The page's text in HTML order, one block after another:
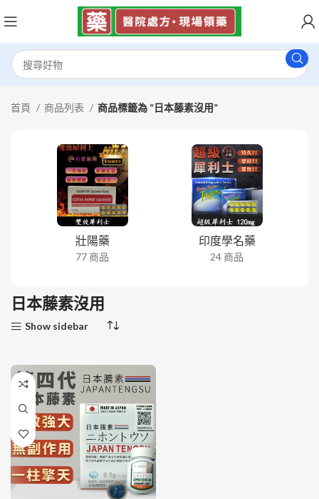
首頁 商品列表 商品標籤為 “日本藤素沒用”
壯陽藥
77 商品
印度學名藥
24 商品
日本藤素沒用
Show sidebar